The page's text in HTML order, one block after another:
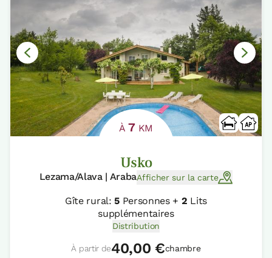
À7 KM
Usko
Lezama/Alava | ArabaAfficher sur la carte
Gîte rural:5Personnes + 2 Lits
supplémentaires
Distribution
À partir de40,00 €chambre